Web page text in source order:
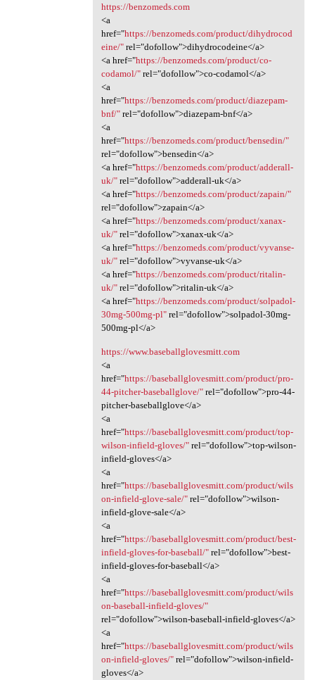
https://benzomeds.com
<a
href="https://benzomeds.com/product/dihydrocod
eine/"rel="dofollow">dihydrocodeine</a>
<a href="https://benzomeds.com/product/co-
codamol/"rel="dofollow">co-codamol</a>
<a
href="https://benzomeds.com/product/diazepam-
bnf/"rel="dofollow">diazepam-bnf</a>
<a
href="https://benzomeds.com/product/bensedin/"
rel="dofollow">bensedin</a>
<a href="https://benzomeds.com/product/adderall-
uk/"rel="dofollow">adderall-uk</a>
<a href="https://benzomeds.com/product/zapain/"
rel="dofollow">zapain</a>
<a href="https://benzomeds.com/product/xanax-
uk/"rel="dofollow">xanax-uk</a>
<a href="https://benzomeds.com/product/vyvanse-
uk/"rel="dofollow">vyvanse-uk</a>
<a href="https://benzomeds.com/product/ritalin-
uk/"rel="dofollow">ritalin-uk</a>
<a href="https://benzomeds.com/product/solpadol-
30mg-500mg-pl"rel="dofollow">solpadol-30mg-
500mg-pl</a>
https://www.baseballglovesmitt.com
<a
href="https://baseballglovesmitt.com/product/pro-
44-pitcher-baseballglove/"rel="dofollow">pro-44-
pitcher-baseballglove</a>
<a
href="https://baseballglovesmitt.com/product/top-
wilson-infield-gloves/"rel="dofollow">top-wilson-
infield-gloves</a>
<a
href="https://baseballglovesmitt.com/product/wils
on-infield-glove-sale/"rel="dofollow">wilson-
infield-glove-sale</a>
<a
href="https://baseballglovesmitt.com/product/best-
infield-gloves-for-baseball/"rel="dofollow">best-
infield-gloves-for-baseball</a>
<a
href="https://baseballglovesmitt.com/product/wils
on-baseball-infield-gloves/"
rel="dofollow">wilson-baseball-infield-gloves</a>
<a
href="https://baseballglovesmitt.com/product/wils
on-infield-gloves/"rel="dofollow">wilson-infield-
gloves</a>